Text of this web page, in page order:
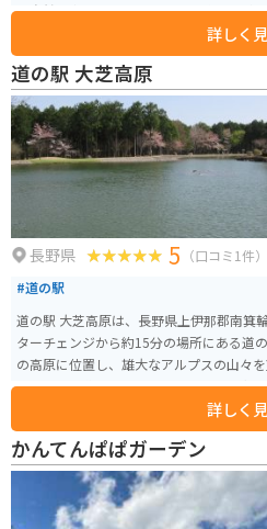
な自然の中で四季折々の景色を眺めながら
が澄んでいて天気が良ければ御嶽山が見
ので観光地として十分楽しめます。また
を堪能できる食事処もあります。8月下
くのでそれを見にいくのもオススメです。
詳しく
道の駅 大芝高原
長野県 5 （口コミ1件）
#道の駅
道の駅 大芝高原は、長野県上伊那郡南箕
ターチェンジから約15分の場所にある道の駅です。 大芝高原
の高原に位置し、雄大なアルプスの山々
ています。道の駅には、地元の農産物直
設されており、ドライブの休憩スポットとして最適で
ングコースやキャンプ場、美術館なども
バイクで訪れる場合、伊那インターチェ
スも良く、ツーリングの拠点としてもおすすめです。 地
は、高原野菜や果物、そばなどが有名で
入することができます。また、レストラ
詳しく
かんてんぱぱガーデン